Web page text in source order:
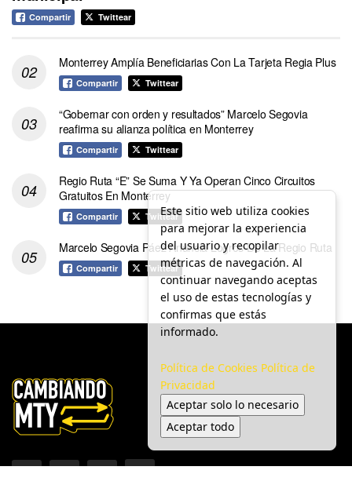
Compartir Twittear
Monterrey Amplía Beneficiarias Con La Tarjeta Regia Plus
Compartir Twittear
“Gobernar con orden y resultados” Marcelo Segovia
reafirma su alianza política en Monterrey
Compartir Twittear
Regio Ruta “E” Se Suma Y Ya Operan Cinco Circuitos
Gratuitos En Monterrey
Compartir Twittear
Marcelo Segovia Páez Anuncia Logros De La Regio Ruta
Compartir Twittear
Este sitio web utiliza cookies
para mejorar la experiencia
del usuario y recopilar
métricas de navegación. Al
continuar navegando aceptas
el uso de estas tecnologías y
confirmas que estás
informado.
Política de Cookies Política de
Privacidad
Aceptar solo lo necesario
Aceptar todo